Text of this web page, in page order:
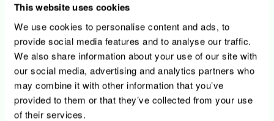
This website uses cookies
We use cookies to personalise content and ads, to
provide social media features and to analyse our traffic.
We also share information about your use of our site with
our social media, advertising and analytics partners who
may combine it with other information that you’ve
provided to them or that they’ve collected from your use
of their services.
Internship in Strategic Procurement (m/f/n)
20 juil. 2026
Information Security Expert (m/f/n)
Esch-sur-Alzette
22 juil. 2026
Group Project and Portfolio Lead (m/f/n)